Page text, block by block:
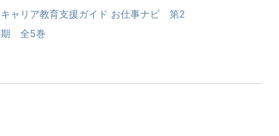
キャリア教育支援ガイド お仕事ナビ 第2
期 全5巻